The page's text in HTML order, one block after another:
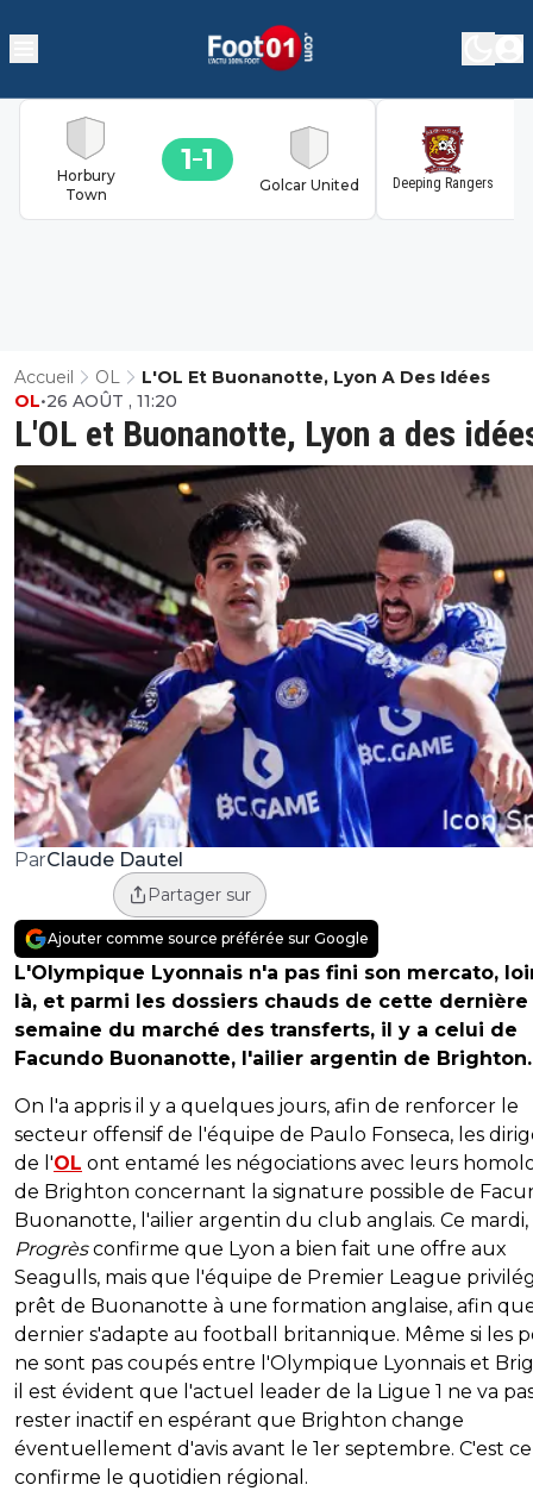
Horbury
Town
1 1
Golcar United Deeping Rangers
Accueil OL L'OL Et Buonanotte, Lyon A Des Idées
L'OL et Buonanotte, Lyon a des
OL•26 AOÛT , 11:20
ParClaude Dautel
Partager sur
Ajouter comme source préférée sur Google
L'Olympique Lyonnais n'a pas fini son mercato,
là, et parmi les dossiers chauds de cette dernière
semaine du marché des transferts, il y a celui de
Facundo Buonanotte, l'ailier argentin de Brighton.
On l'a appris il y a quelques jours, afin de renforcer le
secteur offensif de l'équipe de Paulo Fonseca, les
de l'OL ont entamé les négociations avec leurs
de Brighton concernant la signature possible de
Buonanotte, l'ailier argentin du club anglais. Ce mardi,
Progrèsconfirme que Lyon a bien fait une offre aux
Seagulls, mais que l'équipe de Premier League
prêt de Buonanotte à une formation anglaise, afin
dernier s'adapte au football britannique. Même si les
ne sont pas coupés entre l'Olympique Lyonnais et
il est évident que l'actuel leader de la Ligue 1 ne va
rester inactif en espérant que Brighton change
éventuellement d'avis avant le 1er septembre. C'est
confirme le quotidien régional.